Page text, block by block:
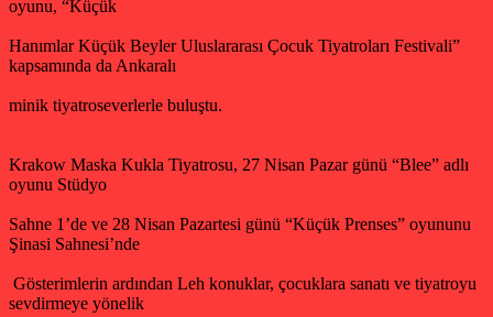
oyunu, “Küçük
Hanımlar Küçük Beyler Uluslararası Çocuk Tiyatroları Festivali”
kapsamında da Ankaralı
minik tiyatroseverlerle buluştu.
Krakow Maska Kukla Tiyatrosu, 27 Nisan Pazar günü “Blee” adlı
oyunu Stüdyo
Sahne 1’de ve 28 Nisan Pazartesi günü “Küçük Prenses” oyununu
Şinasi Sahnesi’nde
Gösterimlerin ardından Leh konuklar, çocuklara sanatı ve tiyatroyu
sevdirmeye yönelik